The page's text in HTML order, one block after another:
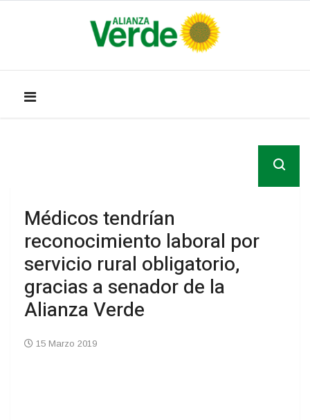
Médicos tendrían
reconocimiento laboral por
servicio rural obligatorio,
gracias a senador de la
Alianza Verde
15 Marzo 2019